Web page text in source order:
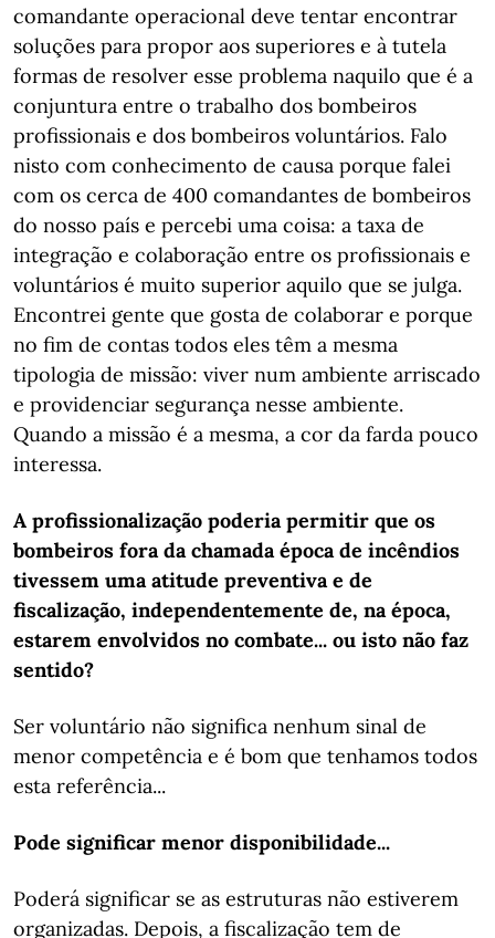
comandante operacional deve tentar encontrar
soluções para propor aos superiores e à tutela
formas de resolver esse problema naquilo que é a
conjuntura entre o trabalho dos bombeiros
profissionais e dos bombeiros voluntários. Falo
nisto com conhecimento de causa porque falei
com os cerca de 400 comandantes de bombeiros
do nosso país e percebi uma coisa: a taxa de
integração e colaboração entre os profissionais e
voluntários é muito superior aquilo que se julga.
Encontrei gente que gosta de colaborar e porque
no fim de contas todos eles têm a mesma
tipologia de missão: viver num ambiente arriscado
e providenciar segurança nesse ambiente.
Quando a missão é a mesma, a cor da farda pouco
interessa.
A profissionalização poderia permitir que os
bombeiros fora da chamada época de incêndios
tivessem uma atitude preventiva e de
fiscalização, independentemente de, na época,
estarem envolvidos no combate... ou isto não faz
sentido?
Ser voluntário não significa nenhum sinal de
menor competência e é bom que tenhamos todos
esta referência...
Pode significar menor disponibilidade...
Poderá significar se as estruturas não estiverem
organizadas. Depois, a fiscalização tem de